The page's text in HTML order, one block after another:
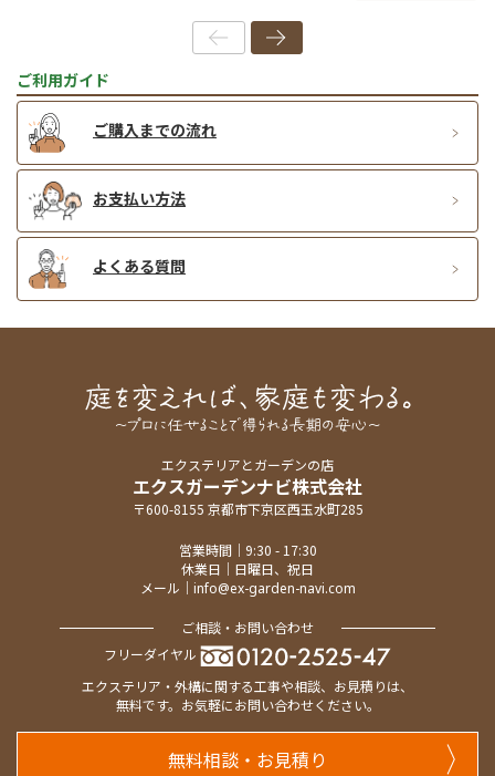
ご利用ガイド
ご購入までの流れ
お支払い方法
よくある質問
エクステリアとガーデンの店
エクスガーデンナビ株式会社
〒600-8155 京都市下京区西玉水町285
営業時間｜9:30 - 17:30
休業日｜日曜日、祝日
メール｜ info@ex-garden-navi.com
ご相談・お問い合わせ
フリーダイヤル
エクステリア・外構に関する工事や相談、お見積りは、
無料です。お気軽にお問い合わせください。
無料相談・お見積り